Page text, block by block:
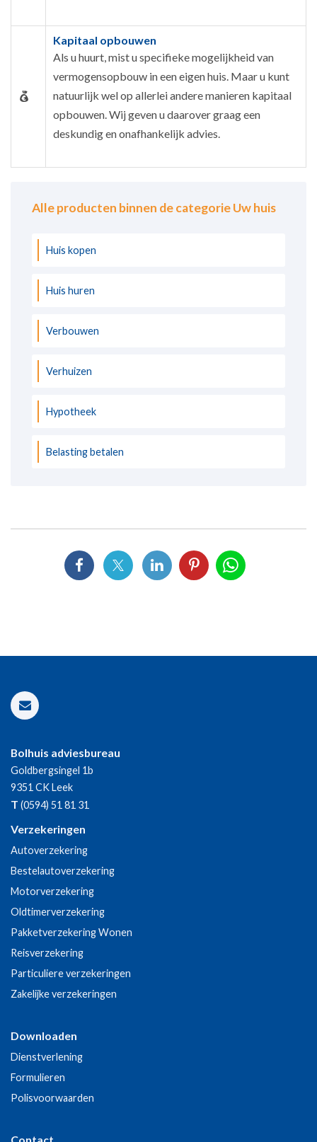
Kapitaal opbouwen
Als u huurt, mist u specifieke mogelijkheid van
vermogensopbouw in een eigen huis. Maar u kunt
natuurlijk wel op allerlei andere manieren kapitaal
opbouwen. Wij geven u daarover graag een
deskundig en onafhankelijk advies.
Alle producten binnen de categorie Uw huis
Huis kopen
Huis huren
Verbouwen
Verhuizen
Hypotheek
Belasting betalen
Bolhuis adviesbureau
Goldbergsingel 1b
9351 CKLeek
T (0594) 51 81 31
Verzekeringen
Autoverzekering
Bestelautoverzekering
Motorverzekering
Oldtimerverzekering
Pakketverzekering Wonen
Reisverzekering
Particuliere verzekeringen
Zakelijke verzekeringen
Downloaden
Dienstverlening
Formulieren
Polisvoorwaarden